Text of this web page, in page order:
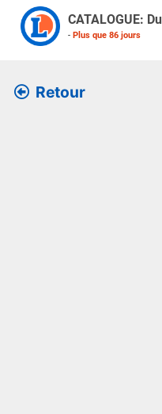
CATALOGUE: Du
- Plus que 86jours
Retour